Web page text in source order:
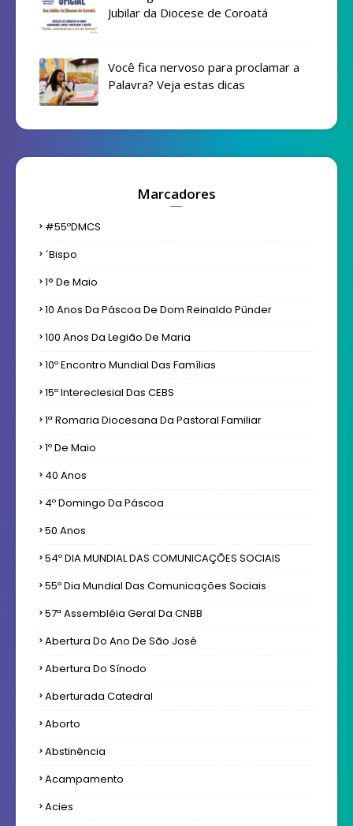
Jubilar da Diocese de Coroatá
Você fica nervoso para proclamar a
Palavra? Veja estas dicas
Marcadores
#55ºDMCS
´bispo
1° De Maio
10 Anos Da Páscoa De Dom Reinaldo Pünder
100 Anos Da Legião De Maria
10º Encontro Mundial Das Famílias
15º Intereclesial Das CEBS
1ª Romaria Diocesana Da Pastoral Familiar
1º De Maio
40 Anos
4º Domingo Da Páscoa
50 Anos
54º DIA MUNDIAL DAS COMUNICAÇÕES SOCIAIS
55º Dia Mundial Das Comunicações Sociais
57ª Assembléia Geral Da CNBB
Abertura Do Ano De São José
Abertura Do Sínodo
Aberturada Catedral
Aborto
Abstinência
Acampamento
Acies